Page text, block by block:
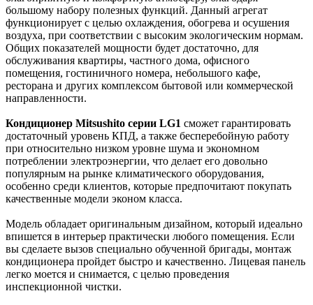
большому набору полезных функций. Данный агрегат
функционирует с целью охлаждения, обогрева и осушения
воздуха, при соответствии с высоким экологическим нормам.
Общих показателей мощности будет достаточно, для
обслуживания квартиры, частного дома, офисного
помещения, гостиничного номера, небольшого кафе,
ресторана и других комплексом бытовой или коммерческой
направленности.
Кондиционер Mitsushito серии LG1 сможет гарантировать
достаточный уровень КПД, а также бесперебойную работу
при относительно низком уровне шума и экономном
потреблении электроэнергии, что делает его довольно
популярным на рынке климатического оборудования,
особенно среди клиентов, которые предпочитают покупать
качественные модели эконом класса.
Модель обладает оригинальным дизайном, который идеально
впишется в интерьер практически любого помещения. Если
вы сделаете вызов специально обученной бригады, монтаж
кондиционера пройдет быстро и качественно. Лицевая панель
легко моется и снимается, с целью проведения
инспекционной чистки.